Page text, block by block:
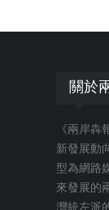
關於
《兩岸犇
新發展動
型為網路
來發展的